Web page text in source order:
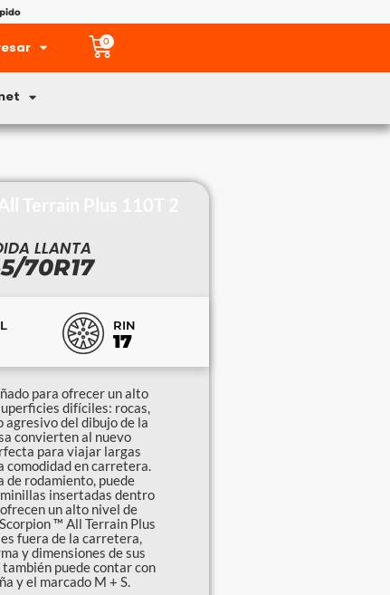
0
LLANTA
70R17
RIN
17
para ofrecer un alto
difíciles: rocas,
agresivo del dibujo de la
convierten al nuevo
para viajar largas
comodidad en carretera.
de rodamiento, puede
insertadas dentro
un alto nivel de
™ All Terrain Plus
fuera de la carretera,
y dimensiones de sus
puede contar con
y el marcado M + S.